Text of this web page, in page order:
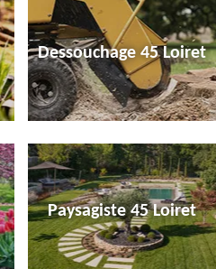
Dessouchage 45 Loiret
Paysagiste 45 Loiret